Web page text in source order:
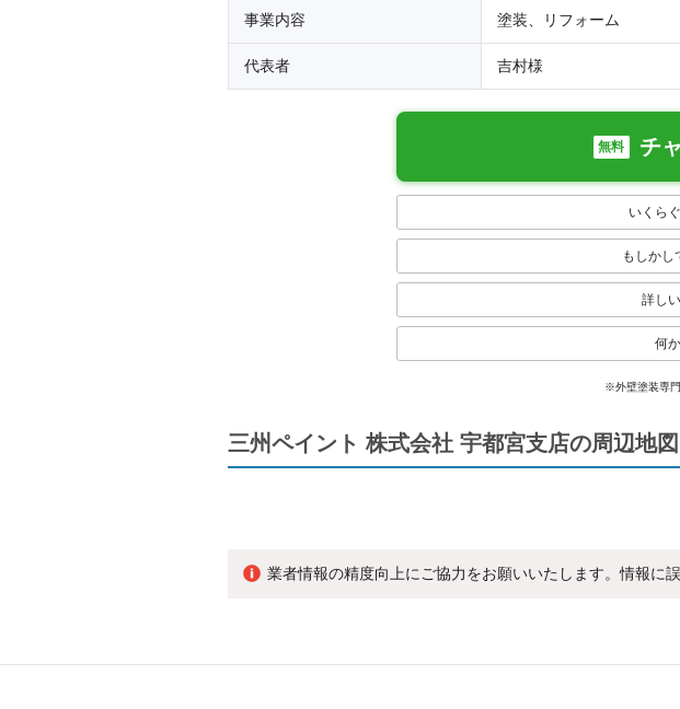
事業内容 塗装、リフォーム
代表者 吉村様
無料 チ
いくら
もしかし
詳し
何
※外壁塗装専門
三州ペイント 株式会社 宇都宮支店の周辺地図
業者情報の精度向上にご協力をお願いいたします。情報に誤